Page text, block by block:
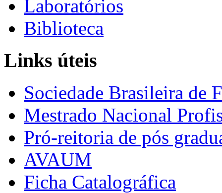
Laboratórios
Biblioteca
Links úteis
Sociedade Brasileira de
Mestrado Nacional
Pró-reitoria de pós
AVAUM
Ficha Catalográfica